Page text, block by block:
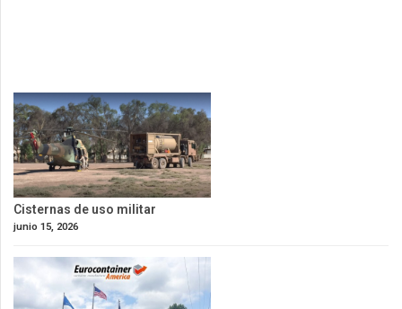
Cisternas de uso militar
junio 15, 2026